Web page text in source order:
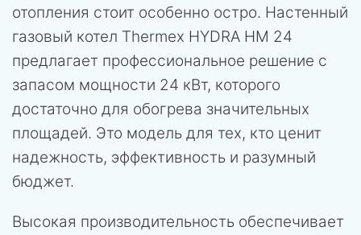
отопления стоит особенно остро. Настенный
газовый котел Thermex HYDRA HM 24
предлагает профессиональное решение с
запасом мощности 24 кВт, которого
достаточно для обогрева значительных
площадей. Это модель для тех, кто ценит
надежность, эффективность и разумный
бюджет.
Высокая производительность обеспечивает